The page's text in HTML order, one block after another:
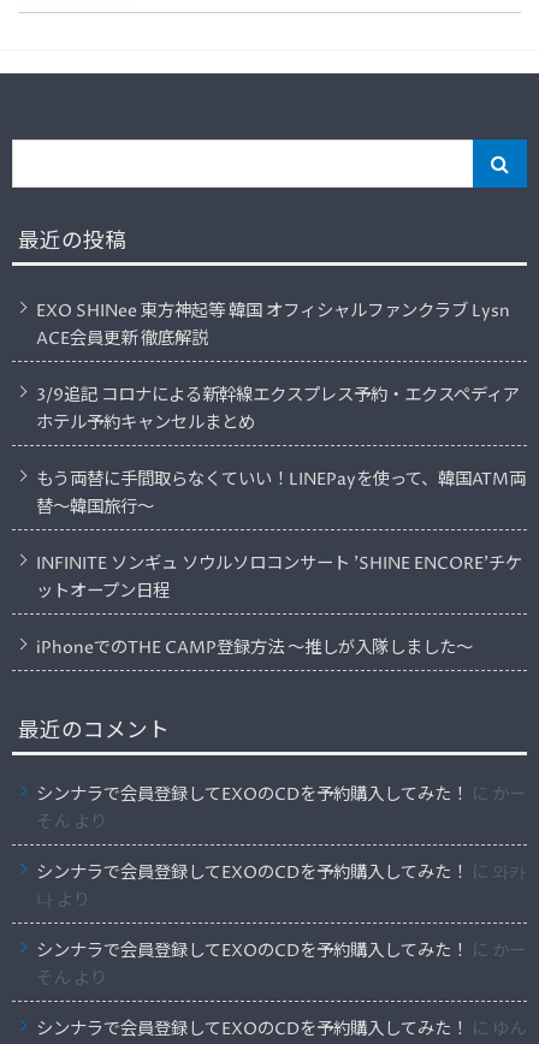
最近の投稿
EXO SHINee 東方神起等 韓国 オフィシャルファンクラブ Lysn
ACE会員更新 徹底解説
3/9追記 コロナによる新幹線エクスプレス予約・エクスペディア
ホテル予約キャンセルまとめ
もう両替に手間取らなくていい！LINEPayを使って、韓国ATM両
替〜韓国旅行〜
INFINITE ソンギュ ソウルソロコンサート ’SHINE ENCORE’チケ
ットオープン日程
iPhoneでのTHE CAMP登録方法 〜推しが入隊しました〜
最近のコメント
シンナラで会員登録してEXOのCDを予約購入してみた！ に かー
そん より
シンナラで会員登録してEXOのCDを予約購入してみた！ に 와카
나 より
シンナラで会員登録してEXOのCDを予約購入してみた！ に かー
そん より
シンナラで会員登録してEXOのCDを予約購入してみた！ に ゆん